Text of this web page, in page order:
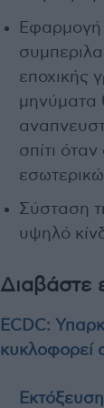
Εφαρμογή
εποχικής
μηνύματα
σπίτι
Σύσταση
υψηλό
Διαβάστε
ECDC:
κυκλοφορεί